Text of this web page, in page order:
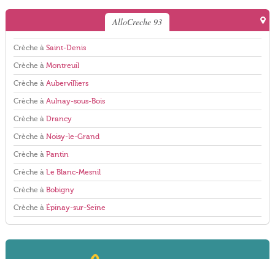
AlloCreche 93
Crèche à Saint-Denis
Crèche à Montreuil
Crèche à Aubervilliers
Crèche à Aulnay-sous-Bois
Crèche à Drancy
Crèche à Noisy-le-Grand
Crèche à Pantin
Crèche à Le Blanc-Mesnil
Crèche à Bobigny
Crèche à Épinay-sur-Seine